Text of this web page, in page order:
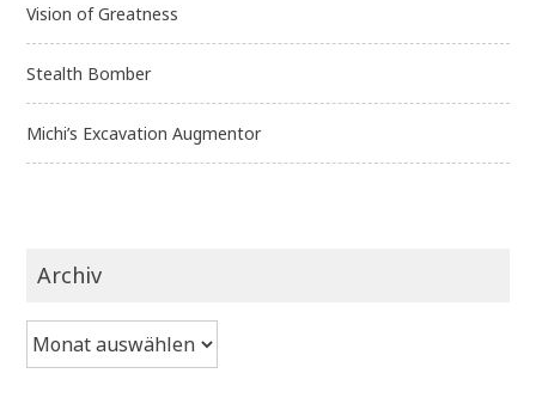
Vision of Greatness
Stealth Bomber
Michi’s Excavation Augmentor
Archiv
Archiv